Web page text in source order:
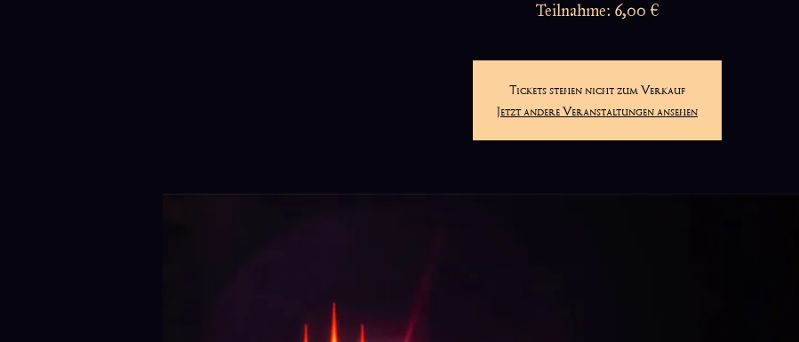
Teilnahme: 6,00 €
Tickets stehen nicht zum Verkauf
Jetzt andere Veranstaltungen ansehen